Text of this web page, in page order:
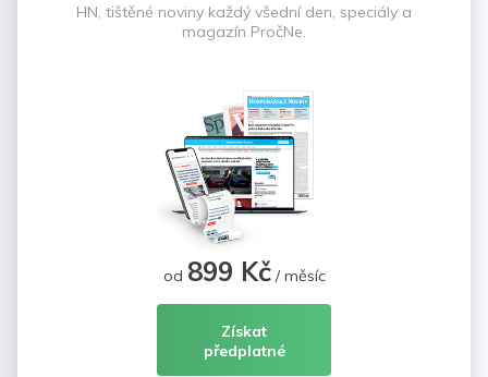
HN, tištěné noviny každý všední den, speciály a
magazín PročNe.
od 899 Kč/ měsíc
Získat
předplatné